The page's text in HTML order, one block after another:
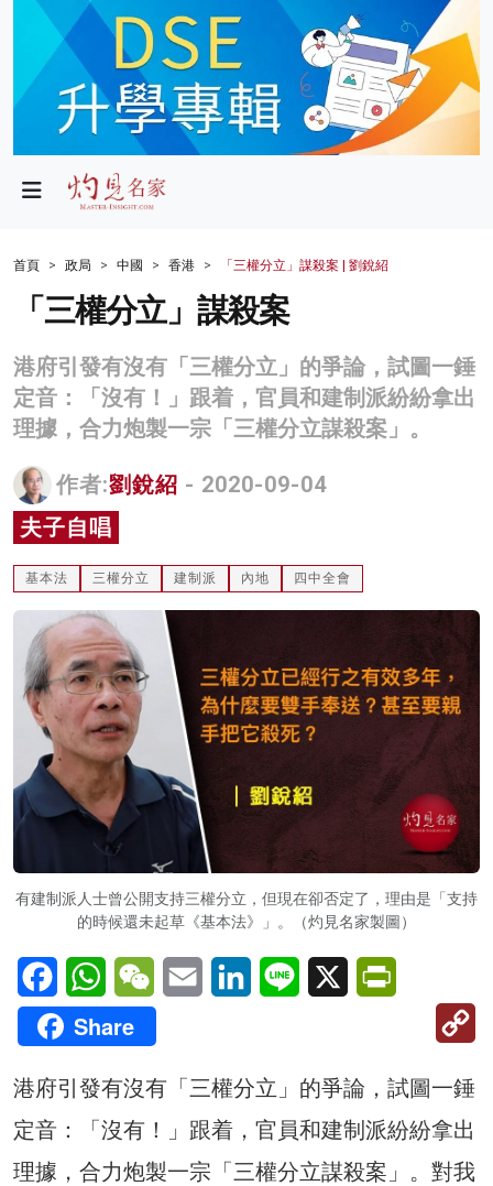
政局
財經
生活
商業
科技
影片
名家榜
灼見活動
關於我們
首頁 政局 中國 香港 「三權分立」謀殺案 | 劉銳紹
「三權分立」謀殺案
港府引發有沒有「三權分立」的爭論，試圖一錘
定音：「沒有！」跟着，官員和建制派紛紛拿出
理據，合力炮製一宗「三權分立謀殺案」。
作者:劉銳紹 - 2020-09-04
夫子自唱
基本法 三權分立 建制派 內地 四中全會
有建制派人士曾公開支持三權分立，但現在卻否定了，理由是「支持
的時候還未起草《基本法》」。（灼見名家製圖）
FacebookWhatsAppWeChatEmail LinkedInLine X
Share
港府引發有沒有「三權分立」的爭論，試圖一錘
定音：「沒有！」跟着，官員和建制派紛紛拿出
理據，合力炮製一宗「三權分立謀殺案」。對我